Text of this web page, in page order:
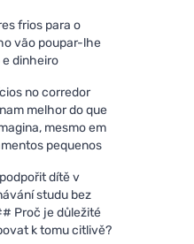
frios para o
vão poupar-lhe
dinheiro
no corredor
melhor do que
mesmo em
pequenos
dítě v
studu bez
Proč je důležité
k tomu citlivě?